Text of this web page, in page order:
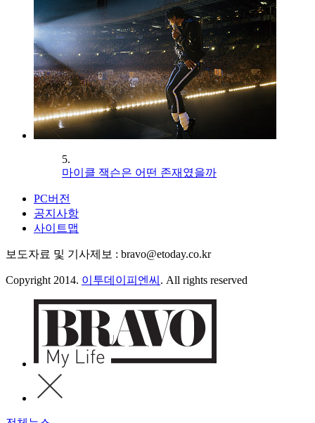
5.
마이클 잭슨은 어떤 존재였을까
PC버전
공지사항
사이트맵
보도자료 및 기사제보 : bravo@etoday.co.kr
Copyright 2014. 이투데이피엔씨 . All rights reserved